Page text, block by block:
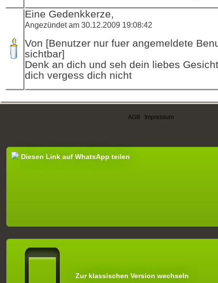
Eine Gedenkkerze,
Angezündet am 30.12.2009 19:08:42
Von [Benutzer nur fuer angemeldete
sichtbar]
Denk an dich und seh dein liebes
dich vergess dich nicht
AGB Impressum
Diesen Link auf WhatsApp teilen
Zur klassischen Version wechseln